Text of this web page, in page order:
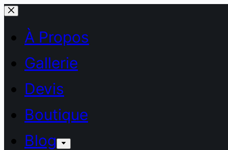
Passer
contenuÀ Propos
Gallerie
Devis
Boutique
Blog